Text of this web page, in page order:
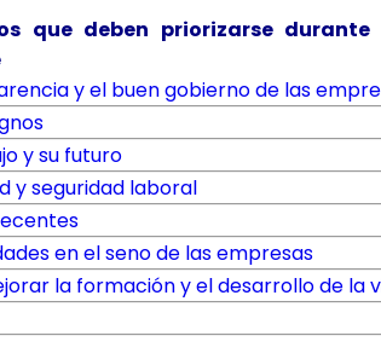
que deben priorizarse
y el buen gobierno de las
y su futuro
y seguridad laboral
en el seno de las empresas
la formación y el desarrollo de la